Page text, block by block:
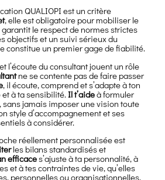
QUALIOPI est un critère
, elle est obligatoire pour mobiliser le
garantit le respect de normes strictes
objectifs et un suivi sérieux du
constitue un premier gage de fiabilité.
l’écoute du consultant jouent un rôle
ne se contente pas de faire passer
, il écoute, comprend et s’adapte à ton
et à ta sensibilité.Il t’aideà formuler
sans jamais imposer une vision toute
style d’accompagnement et ses
à considérer.
réellement personnalisée est
les bilans standardisés et
efficaces’ajuste à ta personnalité, à
et à tes contraintes de vie, qu’elles
personnelles ou organisationnelles.